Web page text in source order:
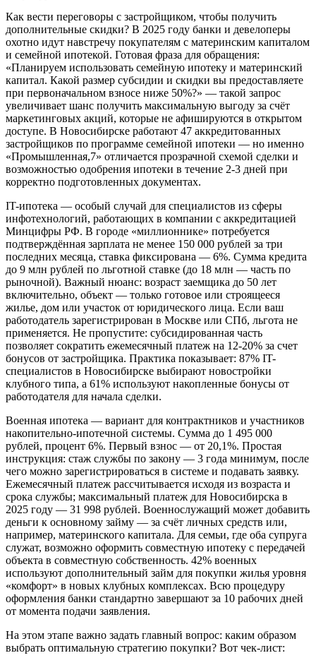
Как вести переговоры с застройщиком, чтобы получить
дополнительные скидки? В 2025 году банки и девелоперы
охотно идут навстречу покупателям с материнским капиталом
и семейной ипотекой. Готовая фраза для обращения:
«Планируем использовать семейную ипотеку и материнский
капитал. Какой размер субсидии и скидки вы предоставляете
при первоначальном взносе ниже 50%?» — такой запрос
увеличивает шанс получить максимальную выгоду за счёт
маркетинговых акций, которые не афишируются в открытом
доступе. В Новосибирске работают 47 аккредитованных
застройщиков по программе семейной ипотеки — но именно
«Промышленная,7» отличается прозрачной схемой сделки и
возможностью одобрения ипотеки в течение 2-3 дней при
корректно подготовленных документах.
IT-ипотека — особый случай для специалистов из сферы
инфотехнологий, работающих в компании с аккредитацией
Минцифры РФ. В городе «миллионнике» потребуется
подтверждённая зарплата не менее 150 000 рублей за три
последних месяца, ставка фиксирована — 6%. Сумма кредита
до 9 млн рублей по льготной ставке (до 18 млн — часть по
рыночной). Важный нюанс: возраст заемщика до 50 лет
включительно, объект — только готовое или строящееся
жилье, дом или участок от юридического лица. Если ваш
работодатель зарегистрирован в Москве или СПб, льгота не
применяется. Не пропустите: субсидированная часть
позволяет сократить ежемесячный платеж на 12-20% за счет
бонусов от застройщика. Практика показывает: 87% IT-
специалистов в Новосибирске выбирают новостройки
клубного типа, а 61% используют накопленные бонусы от
работодателя для начала сделки.
Военная ипотека — вариант для контрактников и участников
накопительно-ипотечной системы. Сумма до 1 495 000
рублей, процент 6%. Первый взнос — от 20,1%. Простая
инструкция: стаж службы по закону — 3 года минимум, после
чего можно зарегистрироваться в системе и подавать заявку.
Ежемесячный платеж рассчитывается исходя из возраста и
срока службы; максимальный платеж для Новосибирска в
2025 году — 31 998 рублей. Военнослужащий может добавить
деньги к основному займу — за счёт личных средств или,
например, материнского капитала. Для семьи, где оба супруга
служат, возможно оформить совместную ипотеку с передачей
объекта в совместную собственность. 42% военных
используют дополнительный займ для покупки жилья уровня
«комфорт» в новых клубных комплексах. Всю процедуру
оформления банки стандартно завершают за 10 рабочих дней
от момента подачи заявления.
На этом этапе важно задать главный вопрос: каким образом
выбрать оптимальную стратегию покупки? Вот чек-лист: